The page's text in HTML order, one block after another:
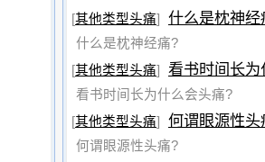
[其他类型头痛] 什么是枕神经
什么是枕神经痛?
[其他类型头痛] 看书时间长
看书时间长为什么会头痛?
[其他类型头痛] 何谓眼源性头
何谓眼源性头痛?